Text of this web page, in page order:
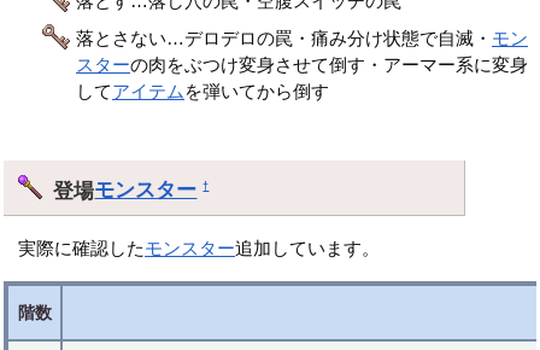
落とさない…デロデロの罠・痛み分け状態で自滅・ モン
スターの肉をぶつけ変身させて倒す・アーマー系に変身
してアイテム を弾いてから倒す
登場モンスター †
実際に確認したモンスター追加しています。
階数